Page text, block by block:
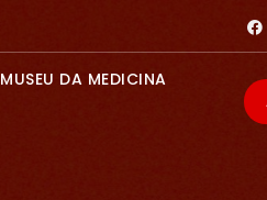
MUSEU DA MEDICINA